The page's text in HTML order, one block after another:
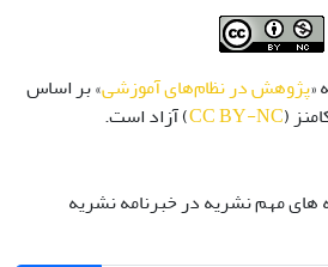
«پژوهش در نظام‌های آموزشی» بر اساس
(
CC BY-NC) آزاد است.
های مهم نشریه در خبرنامه نشریه